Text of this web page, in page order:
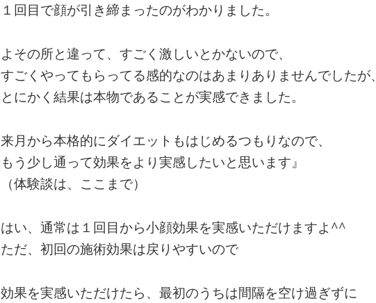
１回目で顔が引き締まったのがわかりました。
よその所と違って、すごく激しいとかないので、
すごくやってもらってる感的なのはあまりありませんでしたが、
とにかく結果は本物であることが実感できました。
来月から本格的にダイエットもはじめるつもりなので、
もう少し通って効果をより実感したいと思います』
（体験談は、ここまで）
はい、通常は１回目から小顔効果を実感いただけますよ^^
ただ、初回の施術効果は戻りやすいので
効果を実感いただけたら、最初のうちは間隔を空け過ぎずに